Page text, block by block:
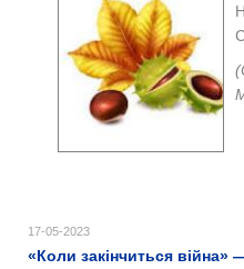
(
17-05-2023
«Коли закінчиться війна»